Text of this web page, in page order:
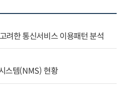
려한 통신서비스 이용패턴 분석
스템(NMS) 현황